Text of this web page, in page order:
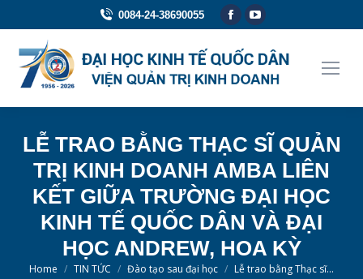
0084-24-38690055
Facebook
opens
in
YouTube
opens
in
LỄ TRAO BẰNG THẠC SĨ QUẢN
TRỊ KINH DOANH AMBA LIÊN
KẾT GIỮA TRƯỜNG ĐẠI HỌC
KINH TẾ QUỐC DÂN VÀ ĐẠI
HỌC ANDREW, HOA KỲ
You are here:
Home TIN TỨC Đào tạo sau đại học Lễ trao bằng Thạc sĩ…